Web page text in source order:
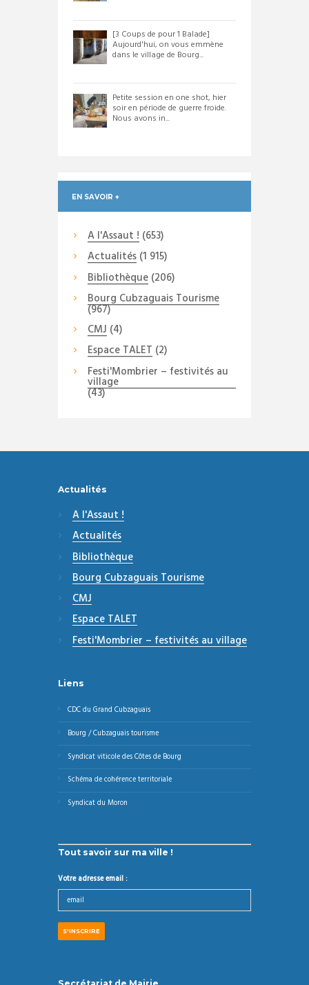
[3 Coups de pour 1 Balade]
Aujourd'hui, on vous emmène
dans le village de Bourg...
Petite session en one shot, hier
soir en période de guerre froide.
Nous avons in...
EN SAVOIR +
A l'Assaut ! (653)
Actualités(1 915)
Bibliothèque(206)
Bourg Cubzaguais Tourisme
(967)
CMJ (4)
Espace TALET (2)
Festi'Mombrier – festivités au
village
(43)
Actualités
A l'Assaut !
Actualités
Bibliothèque
Bourg Cubzaguais Tourisme
CMJ
Espace TALET
Festi'Mombrier – festivités au village
Liens
CDC du Grand Cubzaguais
Bourg / Cubzaguais tourisme
Syndicat viticole des Côtes de Bourg
Schéma de cohérence territoriale
Syndicat du Moron
Tout savoir sur ma ville !
Votre adresse email :